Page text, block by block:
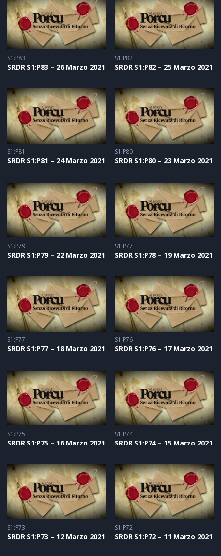
S1:P83
SRDR S1:P83 – 26 Marzo 2021
S1:P82
SRDR S1:P82 – 25 Marzo 2021
S1:P81
SRDR S1:P81 – 24 Marzo 2021
S1:P80
SRDR S1:P80 – 23 Marzo 2021
S1:P79
SRDR S1:P79 – 22 Marzo 2021
S1:P77
SRDR S1:P78 – 19 Marzo 2021
S1:P77
SRDR S1:P77 – 18 Marzo 2021
S1:P76
SRDR S1:P76 – 17 Marzo 2021
S1:P75
SRDR S1:P75 – 16 Marzo 2021
S1:P74
SRDR S1:P74 – 15 Marzo 2021
S1:P73
SRDR S1:P73 – 12 Marzo 2021
S1:P72
SRDR S1:P72 – 11 Marzo 2021